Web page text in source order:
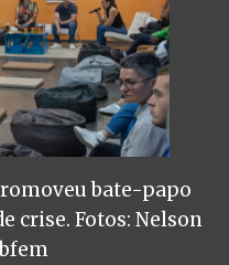
bate-papo
crise. Fotos: Nelson